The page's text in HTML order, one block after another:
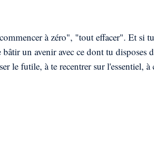
à zéro", "tout effacer". Et si
un avenir avec ce dont tu
le futile, à te recentrer sur l'essentiel,